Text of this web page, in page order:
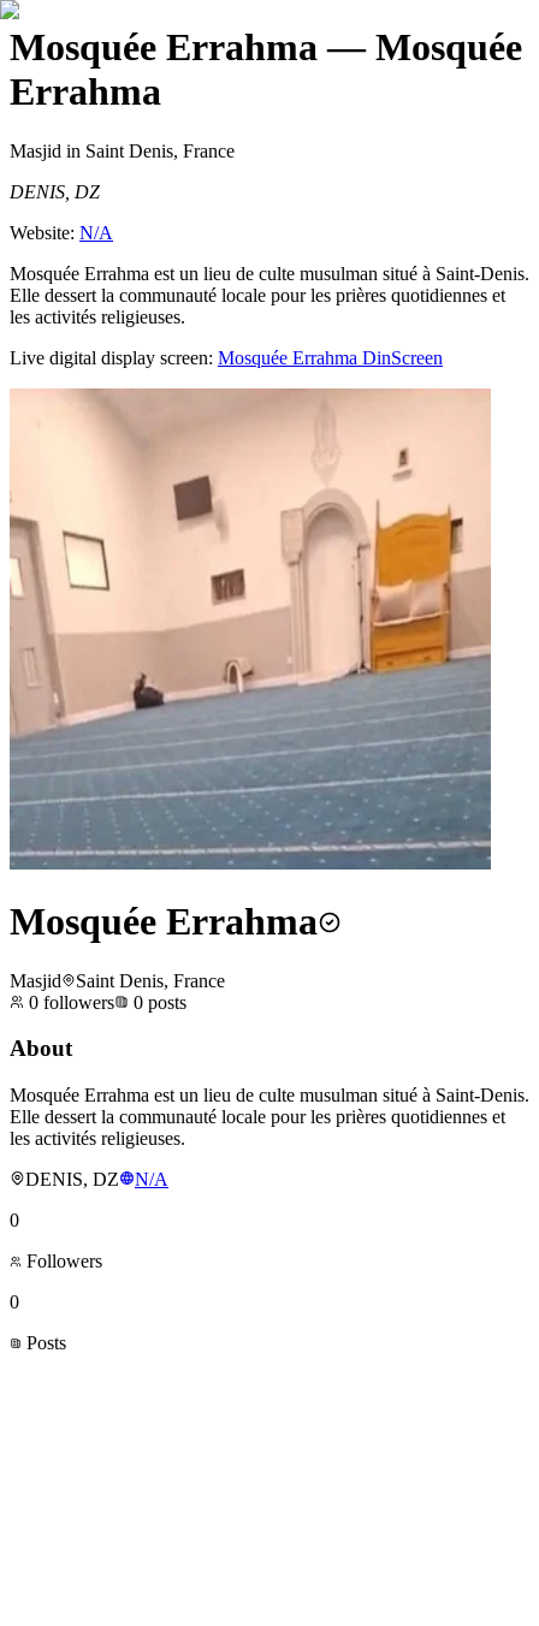
Mosquée Errahma— Mosquée
Errahma
Masjid in Saint Denis, France
DENIS, DZ
Website: N/A
Mosquée Errahma est un lieu de culte musulman situé à Saint-Denis.
Elle dessert la communauté locale pour les prières quotidiennes et
les activités religieuses.
Live digital display screen: Mosquée Errahma DinScreen
Mosquée Errahma
Masjid
Saint Denis, France
0 followers 0 posts
About
Mosquée Errahma est un lieu de culte musulman situé à Saint-Denis.
Elle dessert la communauté locale pour les prières quotidiennes et
les activités religieuses.
DENIS, DZ
N/A
0
Followers
0
Posts